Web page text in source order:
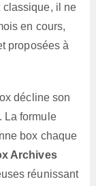
classique, il ne
en cours,
proposées à
décline son
La formule
box chaque
Archives
réunissant